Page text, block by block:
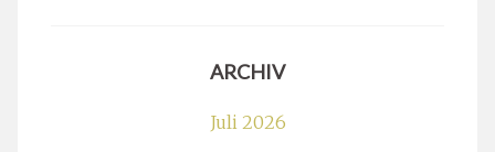
ARCHIV
Juli 2026